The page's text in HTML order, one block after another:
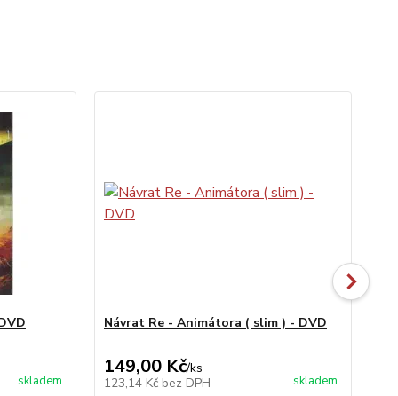
skladem
Návrat Re - Animátora ( slim ) - DVD
149,00 Kč/ks
123,14 Kč bez DPH skladem